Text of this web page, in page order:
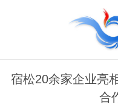
宿松20余家企业亮
合